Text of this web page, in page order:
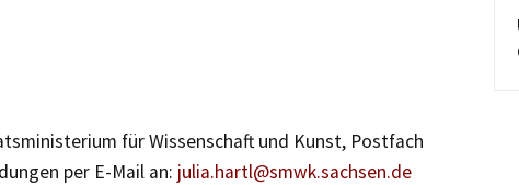
für Wissenschaft und Kunst, Postfach
per E-Mail an: julia.hartl@smwk.sachsen.de